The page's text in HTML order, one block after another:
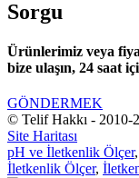
Sorgu
Ürünlerimiz veya
bize ulaşın, 24 saat
GÖNDERMEK
© Telif Hakkı - 2010-
Site Haritası
pH ve İletkenlik Ölçer,
İletkenlik Ölçer,